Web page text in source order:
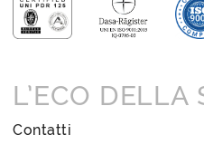
L’ECO DELLA
Contatti